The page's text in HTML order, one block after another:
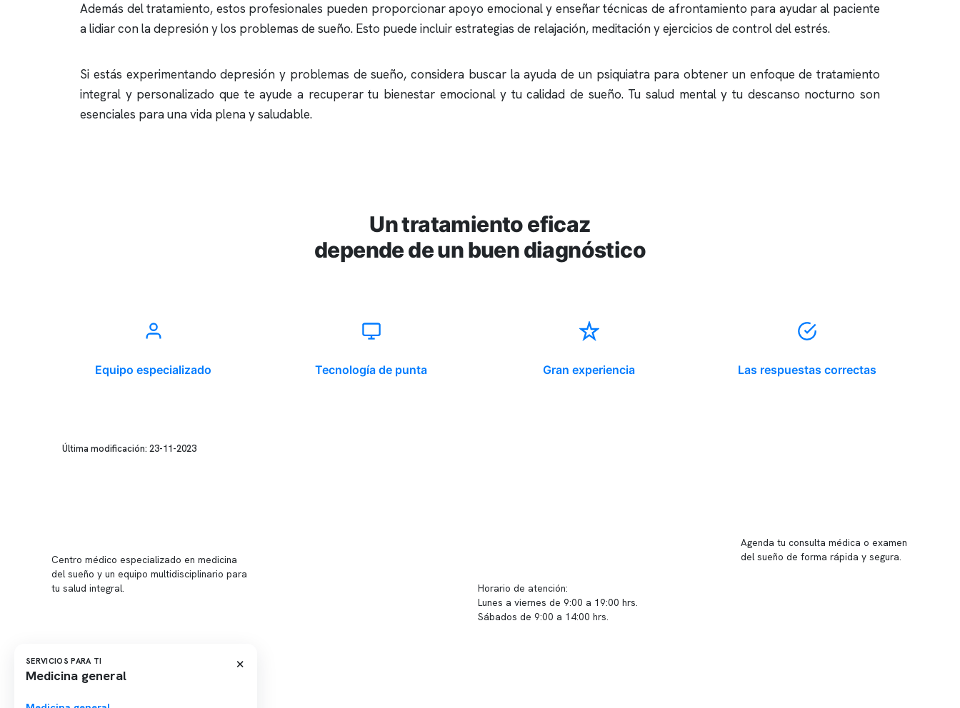
Además del tratamiento, estos profesionales pueden proporcionar apoyo emocional y enseñar técnicas de afrontamiento para ayudar al paciente
a lidiar con la depresión y los problemas de sueño. Esto puede incluir estrategias de relajación, meditación y ejercicios de control del estrés.
Si estás experimentando depresión y problemas de sueño, considera buscar la ayuda de un psiquiatra para obtener un enfoque de tratamiento
integral y personalizado que te ayude a recuperar tu bienestar emocional y tu calidad de sueño. Tu salud mental y tu descanso nocturno son
esenciales para una vida plena y saludable.
Un tratamiento eficaz
depende de un buen diagnóstico
Equipo especializado Tecnología de punta Gran experiencia Las respuestas correctas
Última modificación: 23-11-2023
Centro médico especializado en medicina
del sueño y un equipo multidisciplinario para
tu salud integral.
Horario de atención:
Lunes a viernes de 9:00 a 19:00 hrs.
Sábados de 9:00 a 14:00 hrs.
Agenda tu consulta médica o examen
del sueño de forma rápida y segura.
SERVICIOS PARA TI
Medicina general
×